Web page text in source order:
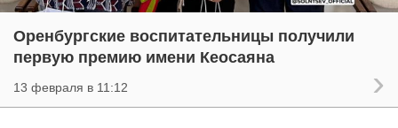
Оренбургские воспитательницы получили
первую премию имени Кеосаяна
13 февраля в 11:12